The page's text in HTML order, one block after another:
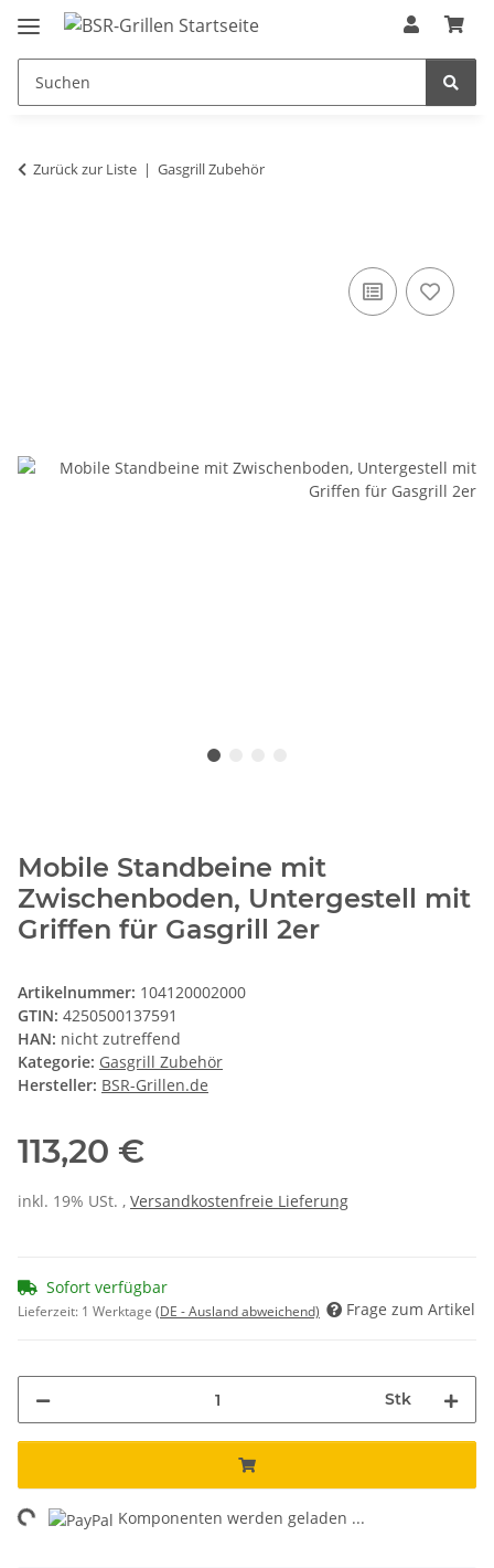
Zurück zur Liste Gasgrill Zubehör
Mobile Standbeine mit
Zwischenboden, Untergestell mit
Griffen für Gasgrill 2er
Artikelnummer: 104120002000
GTIN: 4250500137591
HAN: nicht zutreffend
Kategorie: Gasgrill Zubehör
Hersteller: BSR-Grillen.de
113,20 €
inkl. 19% USt. , Versandkostenfreie Lieferung
Sofort verfügbar
Lieferzeit: 1 Werktage (DE - Ausland abweichend) Frage zum Artikel
Stk
Komponenten werden geladen ...